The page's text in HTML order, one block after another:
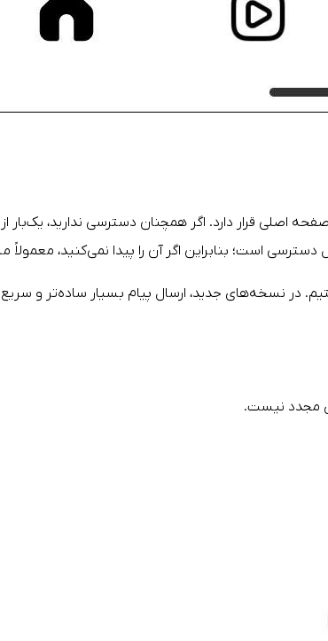
قرار دارد. اگر همچنان دسترسی ندارید، یک‌بار از
است؛ بنابراین اگر آن را پیدا نمی‌کنید، معمولاً
در نسخه‌های جدید، ارسال پیام بسیار ساده‌تر و
مجدد نیست.